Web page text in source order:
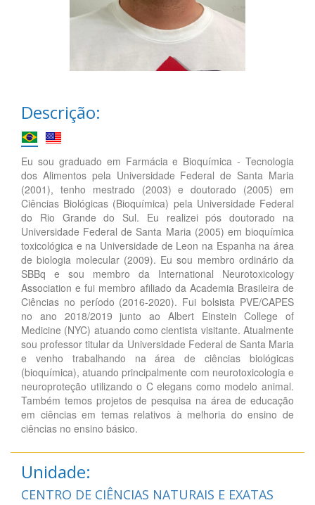
Descrição:
Eu sou graduado em Farmácia e Bioquímica - Tecnologia
dos Alimentos pela Universidade Federal de Santa Maria
(2001), tenho mestrado (2003) e doutorado (2005) em
Ciências Biológicas (Bioquímica) pela Universidade Federal
do Rio Grande do Sul. Eu realizei pós doutorado na
Universidade Federal de Santa Maria (2005) em bioquímica
toxicológica e na Universidade de Leon na Espanha na área
de biologia molecular (2009). Eu sou membro ordinário da
SBBq e sou membro da International Neurotoxicology
Association e fui membro afiliado da Academia Brasileira de
Ciências no período (2016-2020). Fui bolsista PVE/CAPES
no ano 2018/2019 junto ao Albert Einstein College of
Medicine (NYC) atuando como cientista visitante. Atualmente
sou professor titular da Universidade Federal de Santa Maria
e venho trabalhando na área de ciências biológicas
(bioquímica), atuando principalmente com neurotoxicologia e
neuroproteção utilizando o C elegans como modelo animal.
Também temos projetos de pesquisa na área de educação
em ciências em temas relativos à melhoria do ensino de
ciências no ensino básico.
Unidade:
CENTRO DE CIÊNCIAS NATURAIS E EXATAS